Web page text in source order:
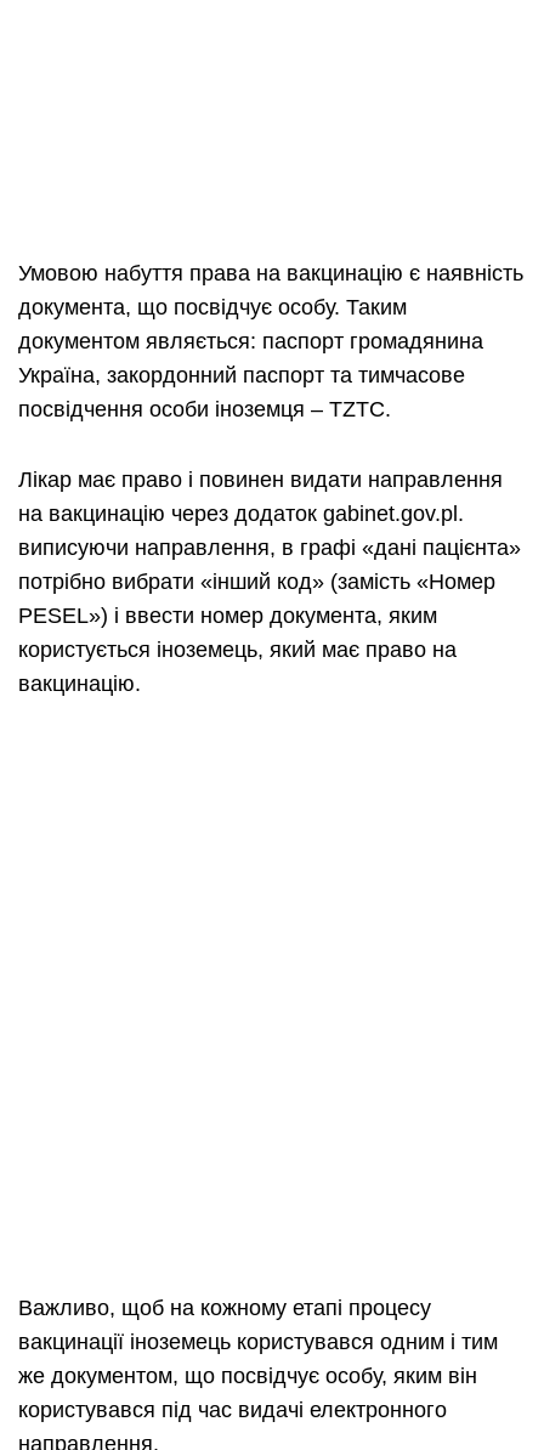
Умовою набуття права на вакцинацію є наявність
документа, що посвідчує особу. Таким
документом являється: паспорт громадянина
Україна, закордонний паспорт та тимчасове
посвідчення особи іноземця – TZTC.
Лікар має право і повинен видати направлення
на вакцинацію через додаток gabinet.gov.pl.
виписуючи направлення, в графі «дані пацієнта»
потрібно вибрати «інший код» (замість «Номер
PESEL») і ввести номер документа, яким
користується іноземець, який має право на
вакцинацію.
Важливо, щоб на кожному етапі процесу
вакцинації іноземець користувався одним і тим
же документом, що посвідчує особу, яким він
користувався під час видачі електронного
направлення.